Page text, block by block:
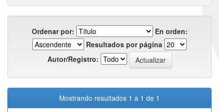
Ordenar por:
En orden:
Resultados por página
Autor/Registro:
Mostrando resultados 1 a 1 de 1